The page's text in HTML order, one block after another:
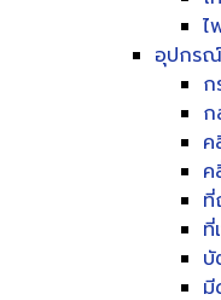
ไ
อุปกรณ์
ก
ก
ค
ค
ที่
ที่
บั
มี